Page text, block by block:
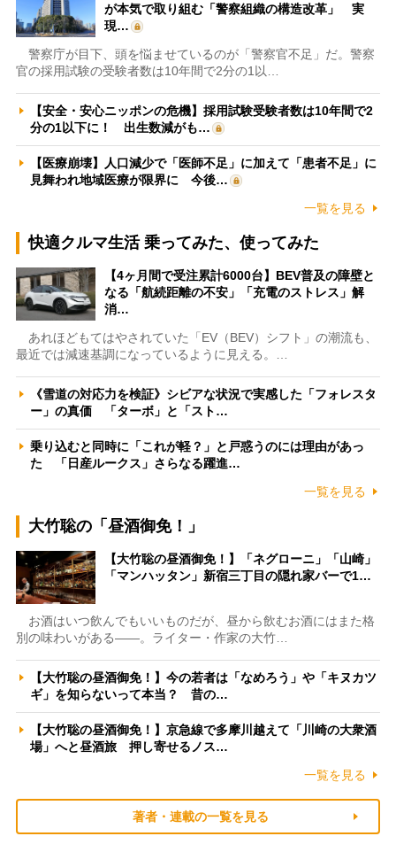
が本気で取り組む「警察組織の構造改革」 実
現…
警察庁が目下、頭を悩ませているのが「警察官不足」だ。警察
官の採用試験の受験者数は10年間で2分の1以…
【安全・安心ニッポンの危機】採用試験受験者数は10年間で2
分の1以下に！ 出生数減がも…
【医療崩壊】人口減少で「医師不足」に加えて「患者不足」に
見舞われ地域医療が限界に 今後…
一覧を見る
快適クルマ生活 乗ってみた、使ってみた
【4ヶ月間で受注累計6000台】BEV普及の障壁と
なる「航続距離の不安」「充電のストレス」解
消…
あれほどもてはやされていた「EV（BEV）シフト」の潮流も、
最近では減速基調になっているように見える。…
《雪道の対応力を検証》シビアな状況で実感した「フォレスタ
ー」の真価 「ターボ」と「スト…
乗り込むと同時に「これが軽？」と戸惑うのには理由があっ
た 「日産ルークス」さらなる躍進…
一覧を見る
大竹聡の「昼酒御免！」
【大竹聡の昼酒御免！】「ネグローニ」「山崎」
「マンハッタン」新宿三丁目の隠れ家バーで1…
お酒はいつ飲んでもいいものだが、昼から飲むお酒にはまた格
別の味わいがある――。ライター・作家の大竹…
【大竹聡の昼酒御免！】今の若者は「なめろう」や「キヌカツ
ギ」を知らないって本当？ 昔の…
【大竹聡の昼酒御免！】京急線で多摩川越えて「川崎の大衆酒
場」へと昼酒旅 押し寄せるノス…
一覧を見る
著者・連載の一覧を見る